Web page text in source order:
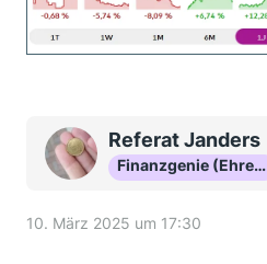
Referat Janders
Finanzgenie (Ehrenmitglied)
10. März 2025 um 17:30